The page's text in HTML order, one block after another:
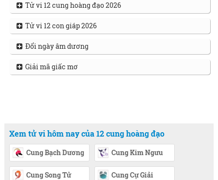
Tử vi 12 cung hoàng đạo 2026
Tử vi 12 con giáp 2026
Đổi ngày âm dương
Giải mã giấc mơ
Xem tử vi hôm nay của 12 cung hoàng đạo
Cung Bạch Dương Cung Kim Ngưu
Cung Song Tử Cung Cự Giải